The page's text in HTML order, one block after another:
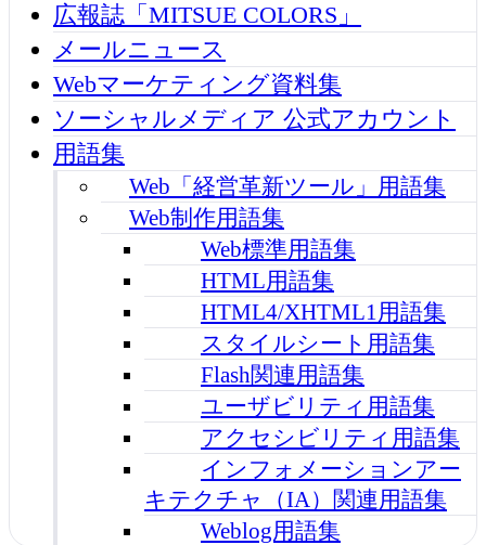
広報誌「MITSUE COLORS」
メールニュース
Webマーケティング資料集
ソーシャルメディア 公式アカウント
用語集
Web「経営革新ツール」用語集
Web制作用語集
Web標準用語集
HTML用語集
HTML4/XHTML1用語集
スタイルシート用語集
Flash関連用語集
ユーザビリティ用語集
アクセシビリティ用語集
インフォメーションアー
キテクチャ（IA）関連用語集
Weblog用語集